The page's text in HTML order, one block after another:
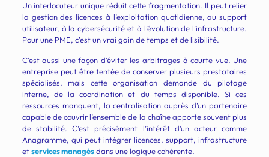
Un interlocuteur unique réduit cette fragmentation. Il peut relier
la gestion des licences à l’exploitation quotidienne, au support
utilisateur, à la cybersécurité et à l’évolution de l’infrastructure.
Pour une PME, c’est un vrai gain de temps et de lisibilité.
C’est aussi une façon d’éviter les arbitrages à courte vue. Une
entreprise peut être tentée de conserver plusieurs prestataires
spécialisés, mais cette organisation demande du pilotage
interne, de la coordination et du temps disponible. Si ces
ressources manquent, la centralisation auprès d’un partenaire
capable de couvrir l’ensemble de la chaîne apporte souvent plus
de stabilité. C’est précisément l’intérêt d’un acteur comme
Anagramme, qui peut intégrer licences, support, infrastructure
etservices managésdans une logique cohérente.